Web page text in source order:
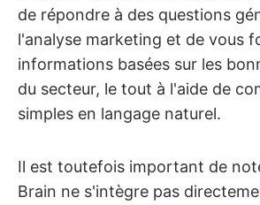
de répondre à des questions
l'analyse marketing et de vous
informations basées sur les
du secteur, le tout à l'aide de
simples en langage naturel.
Il est toutefois important de
Brain ne s'intègre pas